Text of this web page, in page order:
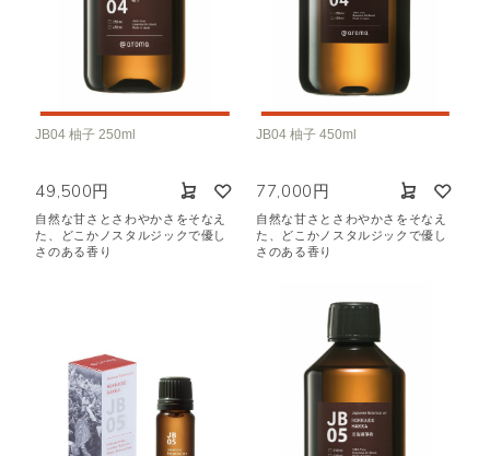
JB04 柚子 250ml
49,500円
自然な甘さとさわやかさをそなえ
た、どこかノスタルジックで優し
さのある香り
JB04 柚子 450ml
77,000円
自然な甘さとさわやかさをそなえ
た、どこかノスタルジックで優し
さのある香り